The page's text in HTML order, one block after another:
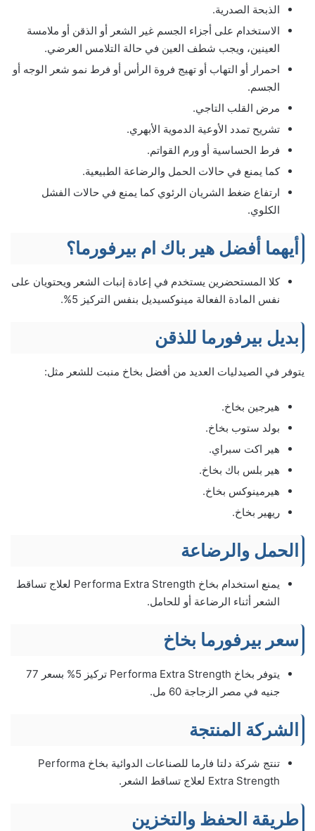
الذبحة الصدرية.
الاستخدام على أجزاء الجسم غير الشعر أو الذقن أو ملامسة
العينين، ويجب شطف العين في حالة التلامس العرضي.
احمرار أو التهاب أو تهيج فروة الرأس أو فرط نمو شعر الوجه أو
الجسم.
مرض القلب التاجي.
تشريح تمدد الأوعية الدموية الأبهري.
فرط الحساسية أو ورم القواتم.
كما يمنع في حالات الحمل والرضاعة الطبيعية.
ارتفاع ضغط الشريان الرئوي كما يمنع في حالات الفشل
الكلوي.
أيهما أفضل هير باك ام بيرفورما؟
كلا المستحضرين يستخدم في إعادة إنبات الشعر ويحتويان على
نفس المادة الفعالة مينوكسيديل بنفس التركيز 5%.
بديل بيرفورما للذقن
يتوفر في الصيدليات العديد من أفضل بخاخ منبت للشعر مثل:
هيرجين بخاخ.
بولد ستوب بخاخ.
هير اكت سبراي.
هير بلس باك بخاخ.
هيرمينوكس بخاخ.
ريهير بخاخ.
الحمل والرضاعة
يمنع استخدام بخاخ Performa Extra Strength لعلاج تساقط
الشعر أثناء الرضاعة أو للحامل.
سعر بيرفورما بخاخ
يتوفر بخاخ Performa Extra Strength تركيز 5% بسعر 77
جنيه في مصر الزجاجة 60 مل.
الشركة المنتجة
تنتج شركة دلتا فارما للصناعات الدوائية بخاخ Performa
Extra Strength لعلاج تساقط الشعر.
طريقة الحفظ والتخزين